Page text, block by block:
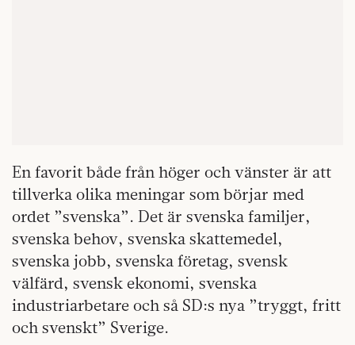
En favorit både från höger och vänster är att
tillverka olika meningar som börjar med
ordet ”svenska”. Det är svenska familjer,
svenska behov, svenska skattemedel,
svenska jobb, svenska företag, svensk
välfärd, svensk ekonomi, svenska
industriarbetare och så SD:s nya ”tryggt, fritt
och svenskt” Sverige.